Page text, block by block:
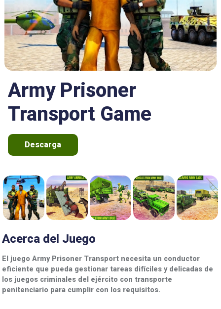
Army Prisoner
Transport Game
Descarga
Acerca del Juego
El juego Army Prisoner Transport necesita un conductor
eficiente que pueda gestionar tareas difíciles y delicadas de
los juegos criminales del ejército con transporte
penitenciario para cumplir con los requisitos.